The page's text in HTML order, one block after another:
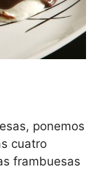
ponemos
cuatro
frambuesas